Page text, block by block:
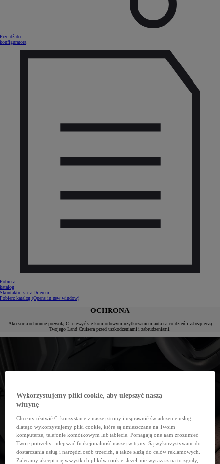
Przejdź do
konfiguratora
Pobierz
katalog
Skontaktuj się z Dilerem
Pobierz katalog (Opens in new window)
OCHRONA
Akcesoria ochronne pozwolą Ci cieszyć się komfortowym użytkowaniem auta na co dzień i zabezpieczą
Twojego Land Cruisera przed uszkodzeniami i zabrudzeniami.
Wykorzystujemy pliki cookie, aby ulepszyć naszą
witrynę
Chcemy ułatwić Ci korzystanie z naszej strony i usprawnić świadczenie usług,
dlatego wykorzystujemy pliki cookie, które są umieszczane na Twoim
komputerze, telefonie komórkowym lub tablecie. Pomagają one nam zrozumieć
Twoje potrzeby i ulepszać funkcjonalność naszej witryny. Są wykorzystywane do
dostarczania usług i narzędzi osób trzecich, a także służą do celów reklamowych.
Zalecamy akceptację wszystkich plików cookie. Jeżeli nie wyrażasz na to zgody,